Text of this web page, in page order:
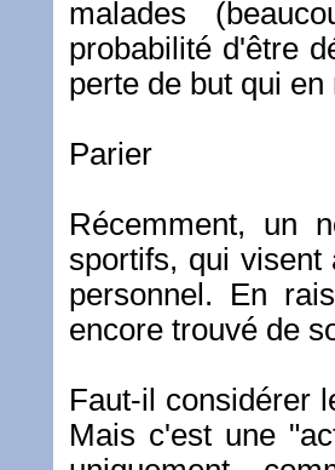
malades
probabilité d'être
perte de but qui en
Parier
Récemment, un
sportifs, qui visent
personnel. En
encore trouvé de
Faut-il considérer
Mais c'est une